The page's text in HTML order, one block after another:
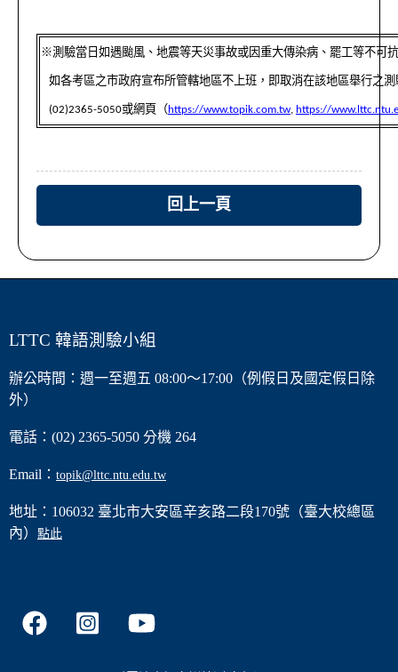
※測驗當日如遇颱風、地震等天災事故或因重大傳染病、罷工等不可
如各考區之市政府宣布所管轄地區不上班，即取消在該地區舉行之
(02)2365-5050或網頁（ https://www.topik.com.tw, https://
回上一頁
LTTC 韓語測驗小組
辦公時間：週一至週五 08:00～17:00（例假日及國定假日除
外）
電話：(02) 2365-5050 分機 264
Email： topik@lttc.ntu.edu.tw
地址：106032 臺北市大安區辛亥路二段170號（臺大校總區
內） 點此